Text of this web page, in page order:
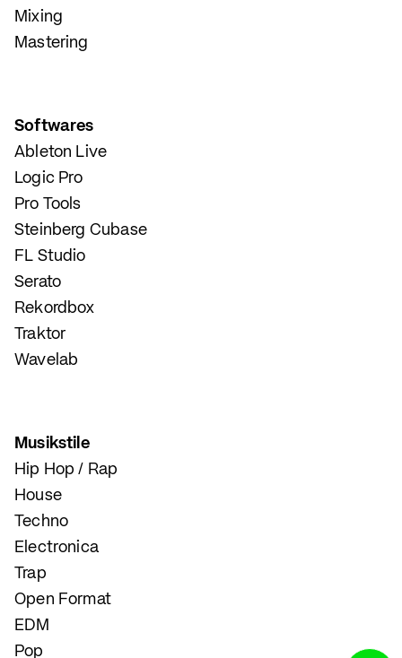
Mixing
Mastering
Softwares
Ableton Live
Logic Pro
Pro Tools
Steinberg Cubase
FL Studio
Serato
Rekordbox
Traktor
Wavelab
Musikstile
Hip Hop / Rap
House
Techno
Electronica
Trap
Open Format
EDM
Pop